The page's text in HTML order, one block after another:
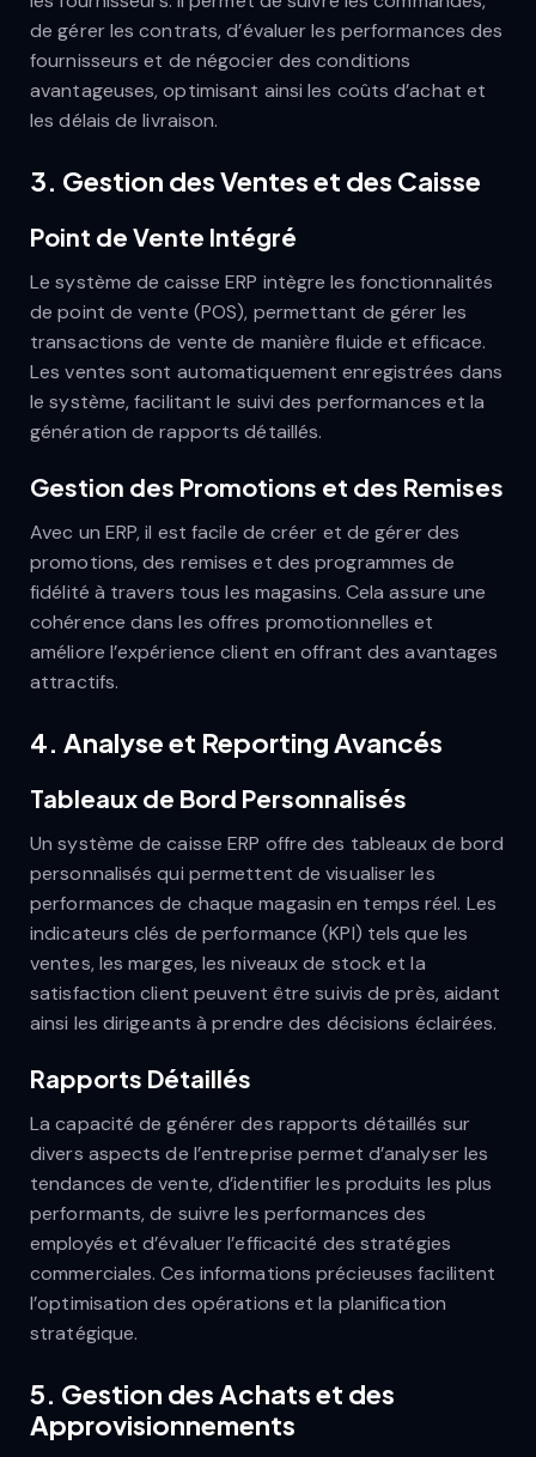
de gérer les contrats, d’évaluer les performances des
fournisseurs et de négocier des conditions
avantageuses, optimisant ainsi les coûts d’achat et
les délais de livraison.
3. Gestion des Ventes et des Caisse
Point de Vente Intégré
Le système de caisse ERP intègre les fonctionnalités
de point de vente (POS), permettant de gérer les
transactions de vente de manière fluide et efficace.
Les ventes sont automatiquement enregistrées dans
le système, facilitant le suivi des performances et la
génération de rapports détaillés.
Gestion des Promotions et des Remises
Avec un ERP, il est facile de créer et de gérer des
promotions, des remises et des programmes de
fidélité à travers tous les magasins. Cela assure une
cohérence dans les offres promotionnelles et
améliore l’expérience client en offrant des avantages
attractifs.
4. Analyse et Reporting Avancés
Tableaux de Bord Personnalisés
Un système de caisse ERP offre des tableaux de bord
personnalisés qui permettent de visualiser les
performances de chaque magasin en temps réel. Les
indicateurs clés de performance (KPI) tels que les
ventes, les marges, les niveaux de stock et la
satisfaction client peuvent être suivis de près, aidant
ainsi les dirigeants à prendre des décisions éclairées.
Rapports Détaillés
La capacité de générer des rapports détaillés sur
divers aspects de l’entreprise permet d’analyser les
tendances de vente, d’identifier les produits les plus
performants, de suivre les performances des
employés et d’évaluer l’efficacité des stratégies
commerciales. Ces informations précieuses facilitent
l’optimisation des opérations et la planification
stratégique.
5. Gestion des Achats et des
Approvisionnements